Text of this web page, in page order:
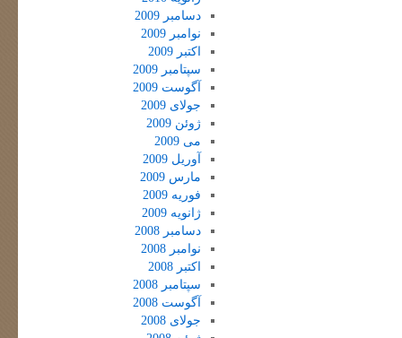
دسامبر 2009
نوامبر 2009
اکتبر 2009
سپتامبر 2009
آگوست 2009
جولای 2009
ژوئن 2009
می 2009
آوریل 2009
مارس 2009
فوریه 2009
ژانویه 2009
دسامبر 2008
نوامبر 2008
اکتبر 2008
سپتامبر 2008
آگوست 2008
جولای 2008